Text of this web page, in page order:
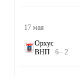
17 мая
Орхус
ВНП 6 - 2